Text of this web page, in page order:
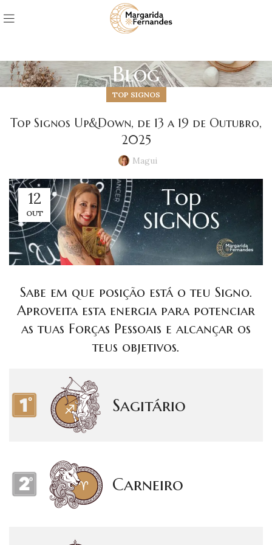
Blog
TOP SIGNOS
Top Signos Up&Down, de 13 a 19 de Outubro,
2025
Magui
12
OUT
Sabe em que posição está o teu Signo.
Aproveita esta energia para potenciar
as tuas Forças Pessoais e alcançar os
teus objetivos.
Sagitário
Carneiro